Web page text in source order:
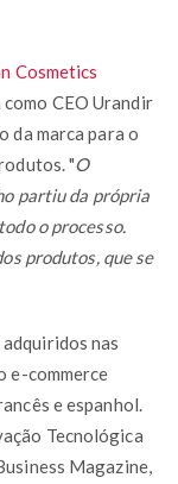
Cosmetics
como CEO Urandir
da marca para o
"O
partiu da própria
o processo.
produtos, que se
nas
e-commerce
e espanhol.
Tecnológica
Magazine,